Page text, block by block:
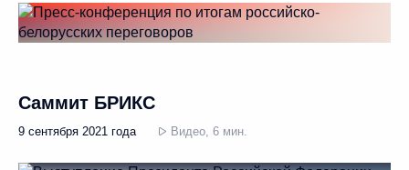
Саммит БРИКС
9 сентября 2021 года Видео, 6 мин.